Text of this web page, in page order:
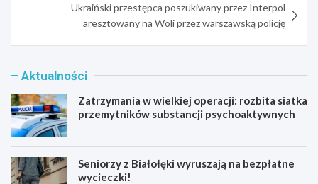
Ukraiński przestępca poszukiwany przez Interpol
aresztowany na Woli przez warszawską policję
Aktualności
Zatrzymania w wielkiej operacji: rozbita siatka
przemytników substancji psychoaktywnych
Seniorzy z Białołęki wyruszają na bezpłatne
wycieczki!